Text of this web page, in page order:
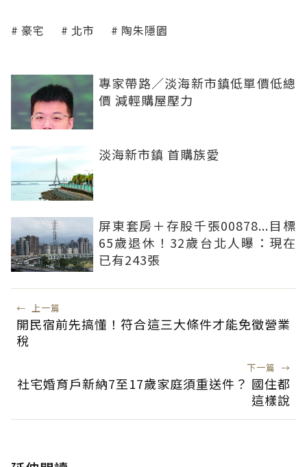
豪宅 北市 陶朱隱園
專家帶路／淡海新市鎮低單價低總
價 減輕購屋壓力
淡海新市鎮 首購族愛
屏東套房＋存股千張00878...目標
65歲退休！32歲台北人曝：現在
已有243張
← 上一篇
開民宿前先搞懂！符合這三大條件才能免徵營業
稅
下一篇 →
社宅婚育戶新納7至17歲家庭須重送件？ 國住都
這樣說